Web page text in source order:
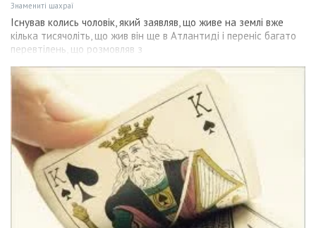
Знамениті шахраї
Існував колись чоловік, який заявляв, що живе на землі вже
кілька тисячоліть, що жив він ще в Атлантиді і переніс багато
перевтілень, що розмовляв з